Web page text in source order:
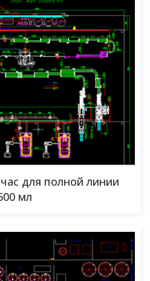
для полной линии
мл